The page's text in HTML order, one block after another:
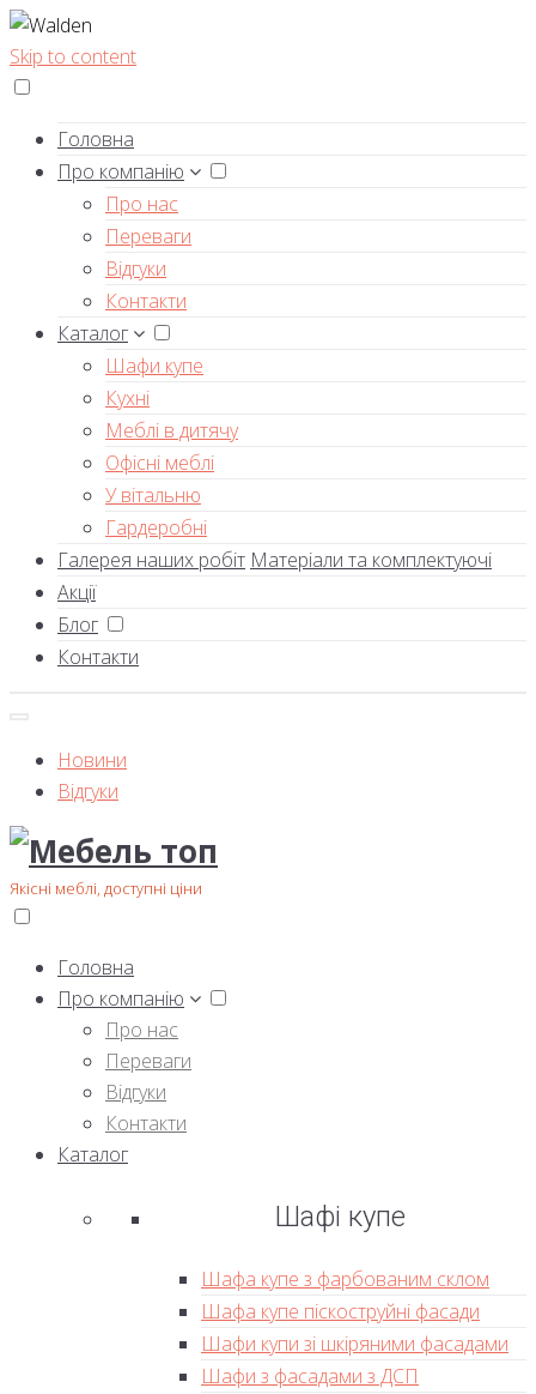
Skip to content
Головна
Про компанію
Про нас
Переваги
Відгуки
Контакти
Каталог
Шафи купе
Кухні
Меблі в дитячу
Офісні меблі
У вітальню
Гардеробні
Галерея наших робіт Матеріали та комплектуючі
Акції
Блог
Контакти
Новини
Відгуки
Якісні меблі, доступні ціни
Головна
Про компанію
Про нас
Переваги
Відгуки
Контакти
Каталог
Шафі купе
Шафа купе з фарбованим склом
Шафа купе піскоструйні фасади
Шафи купи зі шкіряними фасадами
Шафи з фасадами з ДСП